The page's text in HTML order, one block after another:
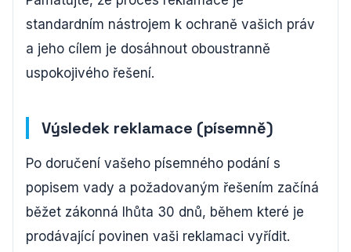
standardním nástrojem k ochraně vašich práv
a jeho cílem je dosáhnout oboustranně
uspokojivého řešení.
Výsledek reklamace (písemně)
Po doručení vašeho písemného podání s
popisem vady a požadovaným řešením začíná
běžet zákonná lhůta 30 dnů, během které je
prodávající povinen vaši reklamaci vyřídit.